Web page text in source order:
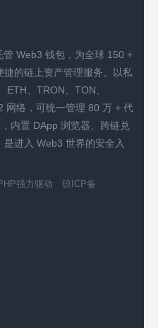
Web3 钱包，为全球 150 +
捷的链上资产管理服务。以私
ETH、TRON、TON、
网络，可统一管理 80 万 + 代
内置 DApp 浏览器、跨链兑
进入 Web3 世界的安全入
强力驱动
琼ICP备